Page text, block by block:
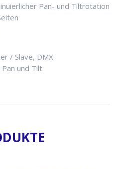
Pan- und Tiltrotation
/ Slave, DMX
und Tilt